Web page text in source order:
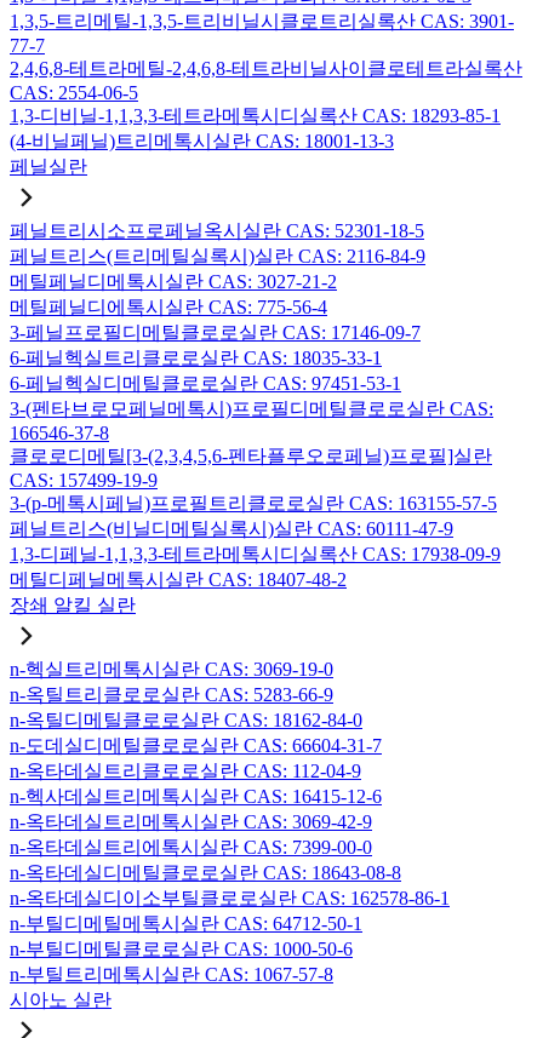
1,3,5-트리메틸-1,3,5-트리비닐시클로트리실록산 CAS: 3901-
77-7
2,4,6,8-테트라메틸-2,4,6,8-테트라비닐사이클로테트라실록산
CAS: 2554-06-5
1,3-디비닐-1,1,3,3-테트라메톡시디실록산 CAS: 18293-85-1
(4-비닐페닐)트리메톡시실란 CAS: 18001-13-3
페닐실란
페닐트리시소프로페닐옥시실란 CAS: 52301-18-5
페닐트리스(트리메틸실록시)실란 CAS: 2116-84-9
메틸페닐디메톡시실란 CAS: 3027-21-2
메틸페닐디에톡시실란 CAS: 775-56-4
3-페닐프로필디메틸클로로실란 CAS: 17146-09-7
6-페닐헥실트리클로로실란 CAS: 18035-33-1
6-페닐헥실디메틸클로로실란 CAS: 97451-53-1
3-(펜타브로모페닐메톡시)프로필디메틸클로로실란 CAS:
166546-37-8
클로로디메틸[3-(2,3,4,5,6-펜타플루오로페닐)프로필]실란
CAS: 157499-19-9
3-(p-메톡시페닐)프로필트리클로로실란 CAS: 163155-57-5
페닐트리스(비닐디메틸실록시)실란 CAS: 60111-47-9
1,3-디페닐-1,1,3,3-테트라메톡시디실록산 CAS: 17938-09-9
메틸디페닐메톡시실란 CAS: 18407-48-2
장쇄 알킬 실란
n-헥실트리메톡시실란 CAS: 3069-19-0
n-옥틸트리클로로실란 CAS: 5283-66-9
n-옥틸디메틸클로로실란 CAS: 18162-84-0
n-도데실디메틸클로로실란 CAS: 66604-31-7
n-옥타데실트리클로로실란 CAS: 112-04-9
n-헥사데실트리메톡시실란 CAS: 16415-12-6
n-옥타데실트리메톡시실란 CAS: 3069-42-9
n-옥타데실트리에톡시실란 CAS: 7399-00-0
n-옥타데실디메틸클로로실란 CAS: 18643-08-8
n-옥타데실디이소부틸클로로실란 CAS: 162578-86-1
n-부틸디메틸메톡시실란 CAS: 64712-50-1
n-부틸디메틸클로로실란 CAS: 1000-50-6
n-부틸트리메톡시실란 CAS: 1067-57-8
시아노 실란